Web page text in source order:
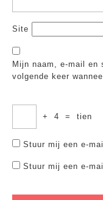
Site
Mijn naam, e-mail en
volgende keer
+ 4 = tien
Stuur mij een e-
Stuur mij een e-